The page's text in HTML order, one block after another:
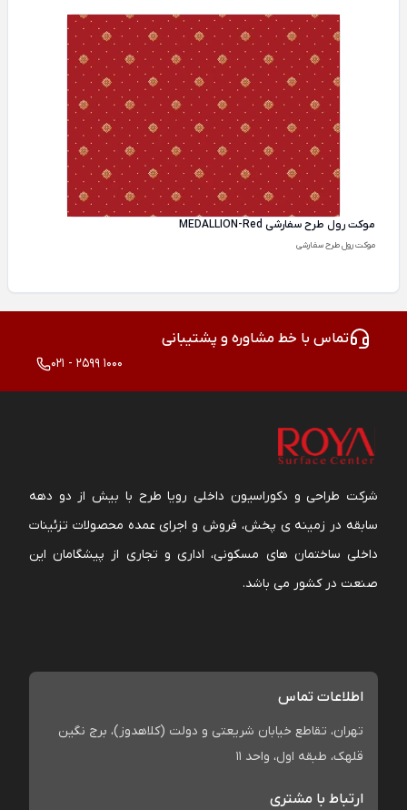
موکت رول طرح سفارشی MEDALLION-Red
موکت رول طرح سفارشی
تماس با خط مشاوره و پشتیبانی
021 - 2599 1000
شرکت طراحی و دکوراسیون داخلی رویا طرح با بیش از دو دهه
سابقه در زمینه ی پخش، فروش و اجرای عمده محصولات تزئینات
داخلی ساختمان های مسکونی، اداری و تجاری از پیشگامان این
صنعت در کشور می باشد.
اطلاعات تماس
تهران، تقاطع خیابان شریعتی و دولت (کلاهدوز)، برج نگین
قلهک، طبقه اول، واحد 11
ارتباط با مشتری